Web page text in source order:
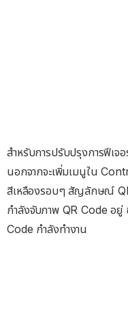
สำหรับการปรับปรุงการฟีเจ
นอกจากจะเพิ่มเมนูใน
สีเหลืองรอบๆ สัญลักษณ์
กำลังจับภาพ QR Code อยู่
Code กำลังทำงาน